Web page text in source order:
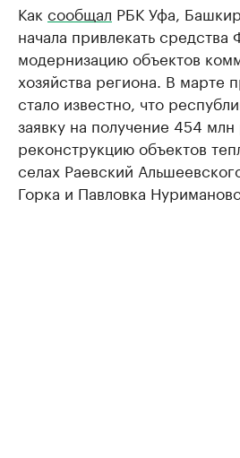
Как сообщал РБК Уфа,
начала привлекать средства
модернизацию объектов
хозяйства региона. В марте
стало известно, что
заявку на получение 454
реконструкцию объектов
селах Раевский
Горка и Павловка